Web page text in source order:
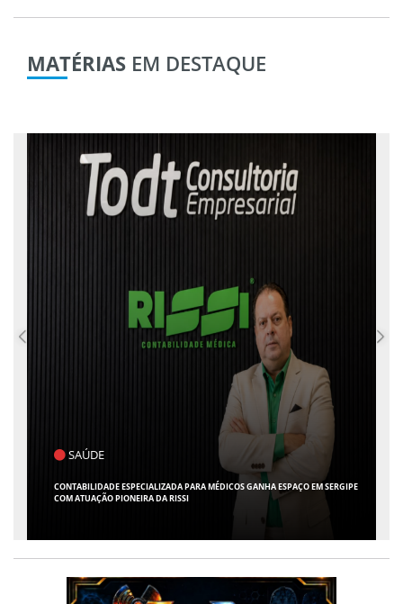
MATÉRIAS EM DESTAQUE
POLÍTICA
FLÁVIO CONFIRMA O DEPUTADO ALFREDO GASPAR COMO VICE EM SUA
CHAPA